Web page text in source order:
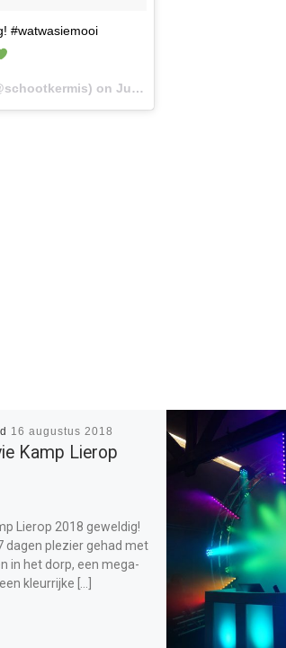
#watwasiemooi
on Jul 20, 2018 at 10:06am PDT
16 augustus 2018
Kamp Lierop
Lierop 2018 geweldig!
dagen plezier gehad met
in het dorp, een mega-
kleurrijke […]